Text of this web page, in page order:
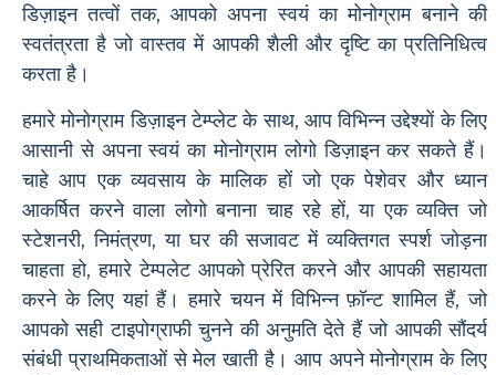
डिज़ाइन तत्वों तक, आपको अपना स्वयं का मोनोग्राम बनाने की
स्वतंत्रता है जो वास्तव में आपकी शैली और दृष्टि का प्रतिनिधित्व
करता है।
हमारे मोनोग्राम डिज़ाइन टेम्प्लेट के साथ, आप विभिन्न उद्देश्यों के लिए
आसानी से अपना स्वयं का मोनोग्राम लोगो डिज़ाइन कर सकते हैं।
चाहे आप एक व्यवसाय के मालिक हों जो एक पेशेवर और ध्यान
आकर्षित करने वाला लोगो बनाना चाह रहे हों, या एक व्यक्ति जो
स्टेशनरी, निमंत्रण, या घर की सजावट में व्यक्तिगत स्पर्श जोड़ना
चाहता हो, हमारे टेम्पलेट आपको प्रेरित करने और आपकी सहायता
करने के लिए यहां हैं। हमारे चयन में विभिन्न फ़ॉन्ट शामिल हैं, जो
आपको सही टाइपोग्राफी चुनने की अनुमति देते हैं जो आपकी सौंदर्य
संबंधी प्राथमिकताओं से मेल खाती है। आप अपने मोनोग्राम के लिए